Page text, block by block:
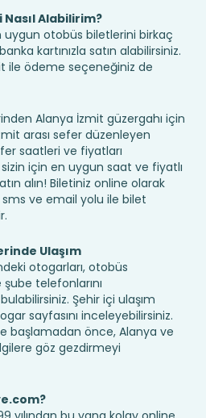
Alabilirim?
uygun otobüs biletlerini birkaç
kartınızla satın alabilirsiniz.
ile ödeme seçeneğiniz de
Alanya İzmit güzergahı için
arası sefer düzenleyen
saatleri ve fiyatları
için en uygun saat ve fiyatlı
alın! Biletiniz online olarak
sms ve email yolu ile bilet
Ulaşım
otogarları, otobüs
telefonlarını
Şehir içi ulaşım
sayfasını inceleyebilirsiniz.
başlamadan önce, Alanya ve
göz gezdirmeyi